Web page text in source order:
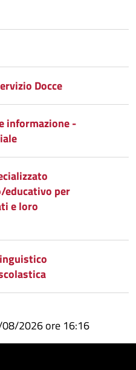
Docce
informazione -
per
e loro
2026 ore 16:16